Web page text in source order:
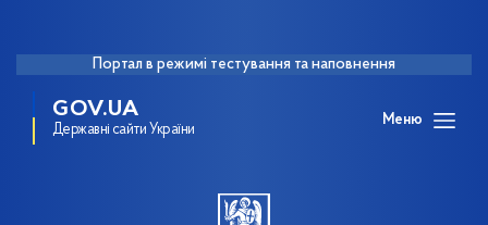
Портал в режимі тестування та наповнення
GOV.UA
Державні сайти України
Меню